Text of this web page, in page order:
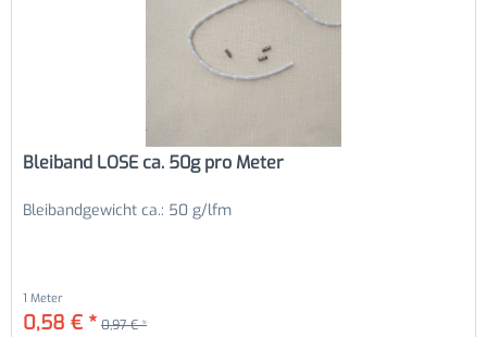
Bleiband LOSE ca. 50g pro Meter
Bleibandgewicht ca.: 50 g/lfm
1 Meter
0,58 € * 0,97 € *